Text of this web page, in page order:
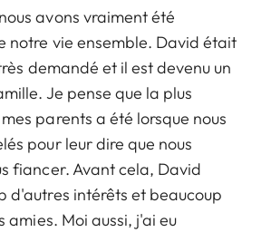
avons vraiment été
notre vie ensemble. David était
demandé et il est devenu un
Je pense que la plus
parents a été lorsque nous
pour leur dire que nous
fiancer. Avant cela, David
d'autres intérêts et beaucoup
amies. Moi aussi, j'ai eu